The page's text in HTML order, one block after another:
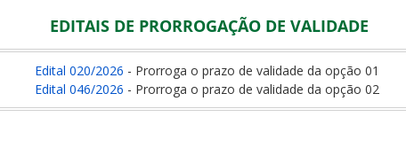
EDITAIS DE PRORROGAÇÃO DE VALIDADE
Edital 020/2026 - Prorroga o prazo de validade da opção 01
Edital 046/2026 - Prorroga o prazo de validade da opção 02